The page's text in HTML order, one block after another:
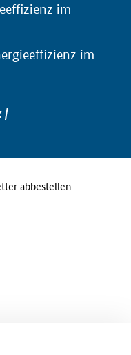
im
im
|
abbestellen